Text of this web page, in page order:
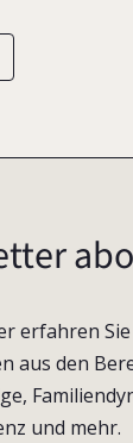
erfahren
aus den
und mehr.